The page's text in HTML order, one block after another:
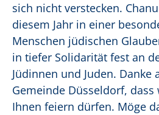
sich nicht verstecken.
diesem Jahr in einer
Menschen jüdischen
in tiefer Solidarität fest an
Jüdinnen und Juden. Danke
Gemeinde Düsseldorf,
Ihnen feiern dürfen. Möge